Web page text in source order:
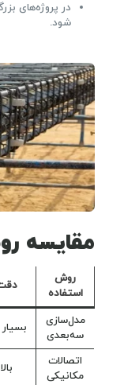
شود.
مقایسه
روش
استفاده
مدل‌سازی
سه‌بعدی
بسیار
اتصالات
مکانیکی
بالا